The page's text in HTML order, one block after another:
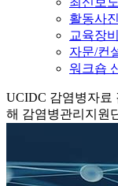
활동사진
교육장
자문/컨
워크숍
UCIDC 감염병자료
해 감염병관리지원